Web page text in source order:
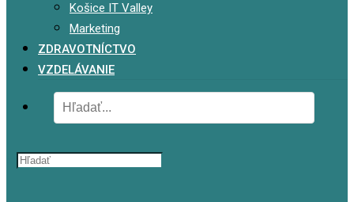
Košice IT Valley
Marketing
ZDRAVOTNÍCTVO
VZDELÁVANIE